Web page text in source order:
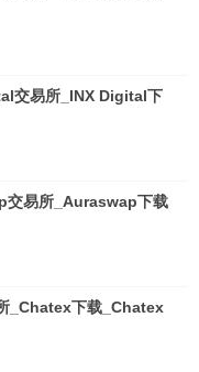
交易所_INX Digital下
易所_Auraswap下载
_Chatex下载_Chatex